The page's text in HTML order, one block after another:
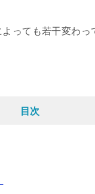
っても若干変わ
目次